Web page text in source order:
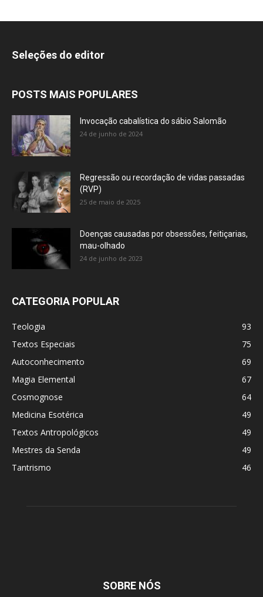
Seleções do editor
POSTS MAIS POPULARES
Invocação cabalística do sábio Salomão
24 de junho de 2024
Regressão ou recordação de vidas passadas
(RVP)
25 de maio de 2025
Doenças causadas por obsessões, feitiçarias,
mau-olhado
24 de junho de 2023
CATEGORIA POPULAR
Teologia
93
Textos Especiais
75
Autoconhecimento
69
Magia Elemental
67
Cosmognose
64
Medicina Esotérica
49
Textos Antropológicos
49
Mestres da Senda
49
Tantrismo
46
SOBRE NÓS